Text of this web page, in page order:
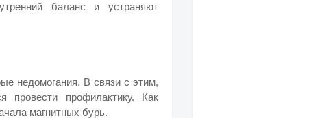
баланс и устраняют
недомогания. В связи с этим,
провести профилактику. Как
магнитных бурь.